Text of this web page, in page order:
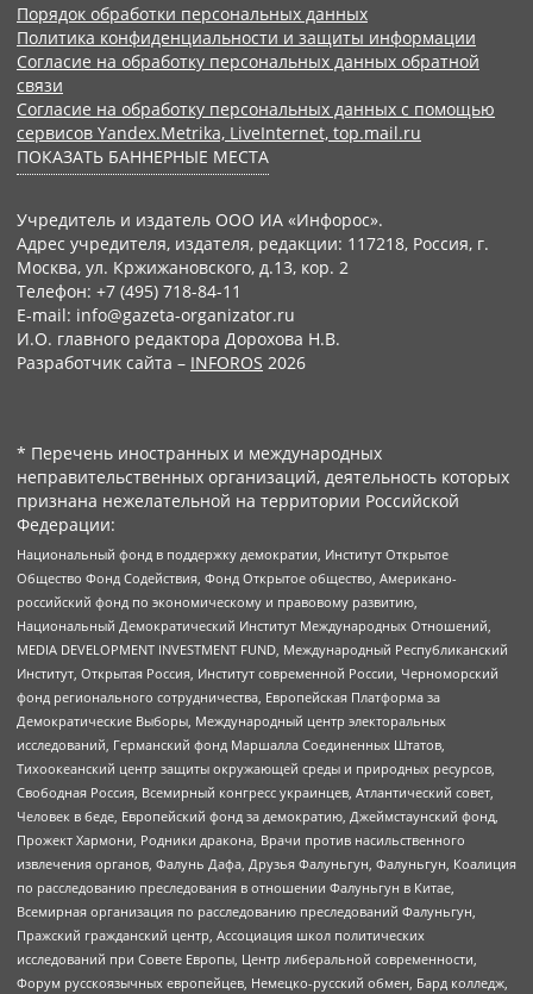
Порядок обработки персональных данных
Политика конфиденциальности и защиты информации
Согласие на обработку персональных данных обратной
связи
Согласие на обработку персональных данных с помощью
сервисов Yandex.Metrika, LiveInternet, top.mail.ru
ПОКАЗАТЬ БАННЕРНЫЕ МЕСТА
Учредитель и издатель ООО ИА «Инфорос».
Адрес учредителя, издателя, редакции: 117218, Россия, г.
Москва, ул. Кржижановского, д.13, кор. 2
Телефон: +7 (495) 718-84-11
E-mail: info@gazeta-organizator.ru
И.О. главного редактора Дорохова Н.В.
Разработчик сайта – INFOROS 2026
* Перечень иностранных и международных
неправительственных организаций, деятельность которых
признана нежелательной на территории Российской
Федерации:
Национальный фонд в поддержку демократии, Институт Открытое
Общество Фонд Содействия, Фонд Открытое общество, Американо-
российский фонд по экономическому и правовому развитию,
Национальный Демократический Институт Международных Отношений,
MEDIA DEVELOPMENT INVESTMENT FUND, Международный Республиканский
Институт, Открытая Россия, Институт современной России, Черноморский
фонд регионального сотрудничества, Европейская Платформа за
Демократические Выборы, Международный центр электоральных
исследований, Германский фонд Маршалла Соединенных Штатов,
Тихоокеанский центр защиты окружающей среды и природных ресурсов,
Свободная Россия, Всемирный конгресс украинцев, Атлантический совет,
Человек в беде, Европейский фонд за демократию, Джеймстаунский фонд,
Прожект Хармони, Родники дракона, Врачи против насильственного
извлечения органов, Фалунь Дафа, Друзья Фалуньгун, Фалуньгун, Коалиция
по расследованию преследования в отношении Фалуньгун в Китае,
Всемирная организация по расследованию преследований Фалуньгун,
Пражский гражданский центр, Ассоциация школ политических
исследований при Совете Европы, Центр либеральной современности,
Форум русскоязычных европейцев, Немецко-русский обмен, Бард колледж,